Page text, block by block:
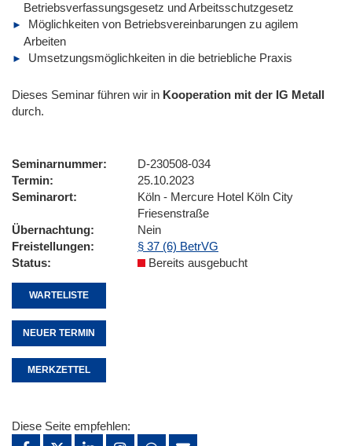
Betriebsverfassungsgesetz und Arbeitsschutzgesetz
Möglichkeiten von Betriebsvereinbarungen zu agilem
Arbeiten
Umsetzungsmöglichkeiten in die betriebliche Praxis
Dieses Seminar führen wir in Kooperation mit der IG Metall
durch.
Seminarnummer
D-230508-034
Termin
25.10.2023
Seminarort
Köln - Mercure Hotel Köln City
Friesenstraße
Übernachtung
Nein
Freistellungen
§ 37 (6) BetrVG
Status
Bereits ausgebucht
WARTELISTE
NEUER TERMIN
MERKZETTEL
Diese Seite empfehlen: